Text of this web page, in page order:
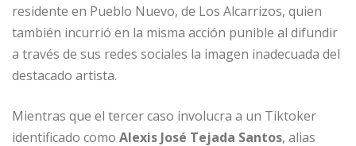
residente en Pueblo Nuevo, de Los Alcarrizos, quien
también incurrió en la misma acción punible al difundir
a través de sus redes sociales la imagen inadecuada del
destacado artista.
Mientras que el tercer caso involucra a un Tiktoker
identificado como Alexis José Tejada Santos, alias